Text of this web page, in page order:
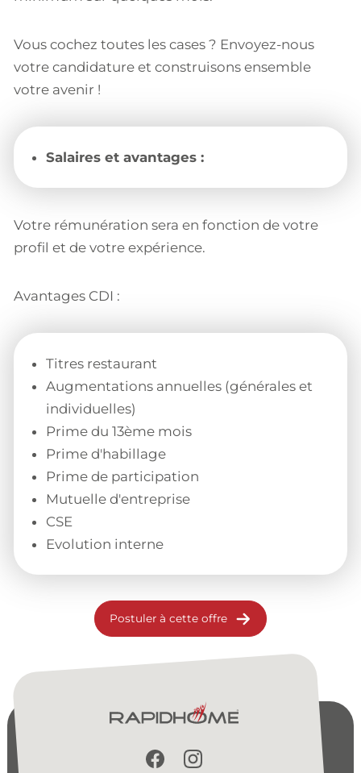
Vous cochez toutes les cases ? Envoyez-nous
votre candidature et construisons ensemble
votre avenir !
Salaires et avantages :
Votre rémunération sera en fonction de votre
profil et de votre expérience.
Avantages CDI :
Titres restaurant
Augmentations annuelles (générales et
individuelles)
Prime du 13ème mois
Prime d'habillage
Prime de participation
Mutuelle d'entreprise
CSE
Evolution interne
Postuler à cette offre